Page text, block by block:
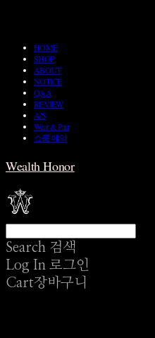
HOME
SHOP
ABOUT
NOTICE
Q&A
REVIEW
A/S
Wear & Pair
쇼룸 예약
Wealth Honor
Search 검색
Log In 로그인
Cart장바구니